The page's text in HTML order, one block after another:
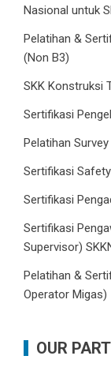
Nasional untuk
Pelatihan &
(Non B3)
SKK Konstruksi
Sertifikasi
Pelatihan
Sertifikasi
Sertifikasi
Sertifikasi
Supervisor)
Pelatihan &
Operator Migas)
OUR